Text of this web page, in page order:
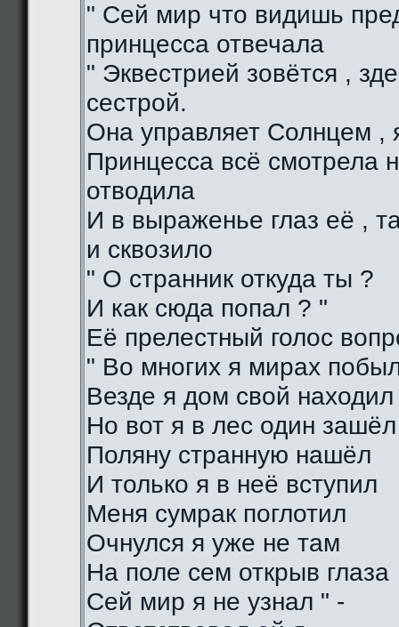
" Сей мир что видишь
принцесса отвечала
" Эквестрией зовётся ,
сестрой.
Она управляет Солнцем ,
Принцесса всё смотрела
отводила
И в выраженье глаз её ,
и сквозило
" О странник откуда ты ?
И как сюда попал ? "
Её прелестный голос
" Во многих я мирах
Везде я дом свой находил
Но вот я в лес один зашёл
Поляну странную нашёл
И только я в неё вступил
Меня сумрак поглотил
Очнулся я уже не там
На поле сем открыв глаза
Сей мир я не узнал " -